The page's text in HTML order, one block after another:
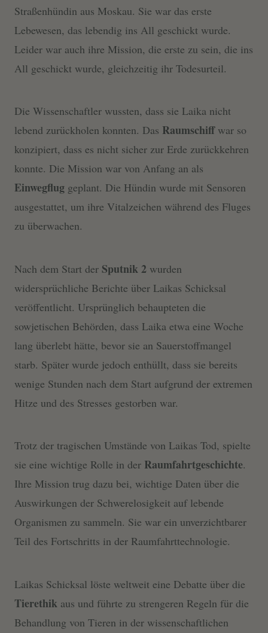
Straßenhündin aus Moskau. Sie war das erste
Lebewesen, das lebendig ins All geschickt wurde.
Leider war auch ihre Mission, die erste zu sein, die ins
All geschickt wurde, gleichzeitig ihr Todesurteil.
Die Wissenschaftler wussten, dass sie Laika nicht
lebend zurückholen konnten. Das Raumschiffwar so
konzipiert, dass es nicht sicher zur Erde zurückkehren
konnte. Die Mission war von Anfang an als
Einwegflug geplant. Die Hündin wurde mit Sensoren
ausgestattet, um ihre Vitalzeichen während des Fluges
zu überwachen.
Nach dem Start der Sputnik 2 wurden
widersprüchliche Berichte über Laikas Schicksal
veröffentlicht. Ursprünglich behaupteten die
sowjetischen Behörden, dass Laika etwa eine Woche
lang überlebt hätte, bevor sie an Sauerstoffmangel
starb. Später wurde jedoch enthüllt, dass sie bereits
wenige Stunden nach dem Start aufgrund der extremen
Hitze und des Stresses gestorben war.
Trotz der tragischen Umstände von Laikas Tod, spielte
sie eine wichtige Rolle in der Raumfahrtgeschichte.
Ihre Mission trug dazu bei, wichtige Daten über die
Auswirkungen der Schwerelosigkeit auf lebende
Organismen zu sammeln. Sie war ein unverzichtbarer
Teil des Fortschritts in der Raumfahrttechnologie.
Laikas Schicksal löste weltweit eine Debatte über die
Tierethik aus und führte zu strengeren Regeln für die
Behandlung von Tieren in der wissenschaftlichen